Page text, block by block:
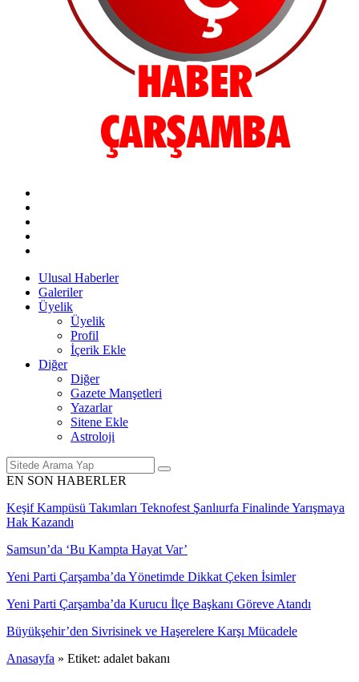
Ulusal Haberler
Galeriler
Üyelik
Üyelik
Profil
İçerik Ekle
Diğer
Diğer
Gazete Manşetleri
Yazarlar
Sitene Ekle
Astroloji
EN SON HABERLER
Keşif Kampüsü Takımları Teknofest Şanlıurfa Finalinde Yarışmaya
Hak Kazandı
Samsun’da ‘Bu Kampta Hayat Var’
Yeni Parti Çarşamba’da Yönetimde Dikkat Çeken İsimler
Yeni Parti Çarşamba’da Kurucu İlçe Başkanı Göreve Atandı
Büyükşehir’den Sivrisinek ve Haşerelere Karşı Mücadele
Anasayfa » Etiket: adalet bakanı